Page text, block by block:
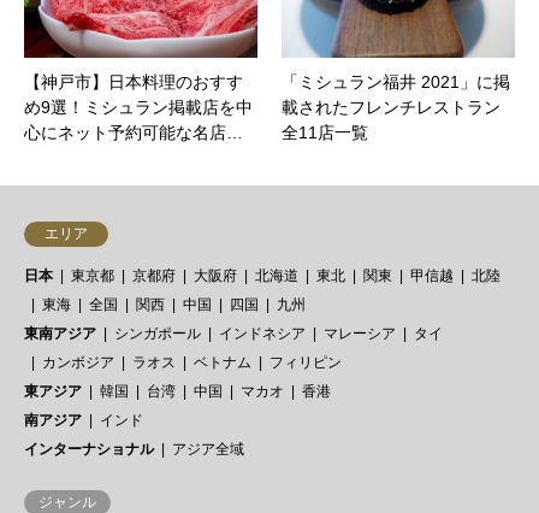
【神戸市】日本料理のおすす
め9選！ミシュラン掲載店を中
心にネット予約可能な名店…
「ミシュラン福井 2021」に掲
載されたフレンチレストラン
全11店一覧
エリア
日本 東京都 京都府 大阪府 北海道 東北 関東 甲信越
北陸
東海
全国 関西 中国 四国
九州
東南アジア
シンガポール インドネシア マレーシア
タイ
カンボジア
ラオス ベトナム
フィリピン
東アジア
韓国 台湾 中国 マカオ
香港
南アジア
インド
インターナショナル
アジア全域
ジャンル